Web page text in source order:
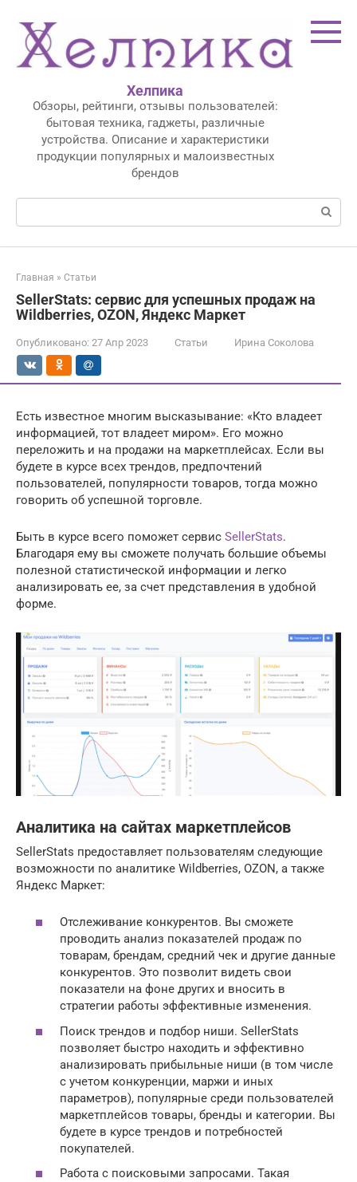
контенту
Хелпика
Обзоры, рейтинги, отзывы пользователей:
бытовая техника, гаджеты, различные
устройства. Описание и характеристики
продукции популярных и малоизвестных
брендов
Поиск:
Главная » Статьи
SellerStats: сервис для успешных продаж на
Wildberries, OZON, Яндекс Маркет
Опубликовано: 27 Апр 2023 Статьи Ирина Соколова
Есть известное многим высказывание: «Кто владеет
информацией, тот владеет миром». Его можно
переложить и на продажи на маркетплейсах. Если вы
будете в курсе всех трендов, предпочтений
пользователей, популярности товаров, тогда можно
говорить об успешной торговле.
Быть в курсе всего поможет сервис SellerStats.
Благодаря ему вы сможете получать большие объемы
полезной статистической информации и легко
анализировать ее, за счет представления в удобной
форме.
Аналитика на сайтах маркетплейсов
SellerStats предоставляет пользователям следующие
возможности по аналитике Wildberries, OZON, а также
Яндекс Маркет:
Отслеживание конкурентов. Вы сможете
проводить анализ показателей продаж по
товарам, брендам, средний чек и другие данные
конкурентов. Это позволит видеть свои
показатели на фоне других и вносить в
стратегии работы эффективные изменения.
Поиск трендов и подбор ниши. SellerStats
позволяет быстро находить и эффективно
анализировать прибыльные ниши (в том числе
с учетом конкуренции, маржи и иных
параметров), популярные среди пользователей
маркетплейсов товары, бренды и категории. Вы
будете в курсе трендов и потребностей
покупателей.
Работа с поисковыми запросами. Такая